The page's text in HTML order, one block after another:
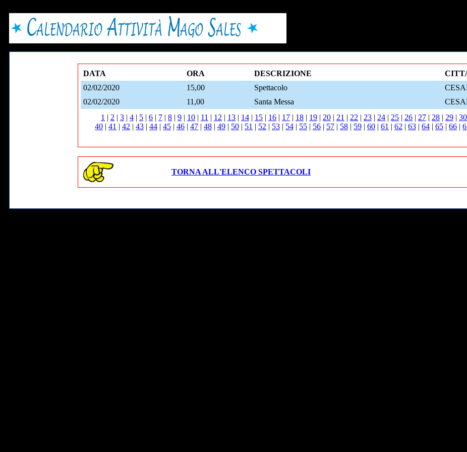
DATA ORA DESCRIZIONE
02/02/2020
15,00 Spettacolo
02/02/2020
11,00 Santa Messa
1 | 2 | 3 | 4 | 5 | 6 | 7 | 8 | 9 | 10 | 11 | 12 | 13 | 14 | 15 | 16 | 17 | 18 | 19 | 20 | 21 | 22 | 23 | 24 | 25 | 26 | 27 | 28 | 29 | 30
40 | 41 | 42 | 43 | 44 | 45 | 46 | 47 | 48 | 49 | 50 | 51 | 52 | 53 | 54 | 55 | 56 | 57 | 58 | 59 | 60 | 61 | 62 | 63 | 64 | 65 | 66 |
TORNA ALL'ELENCO SPETTACOLI